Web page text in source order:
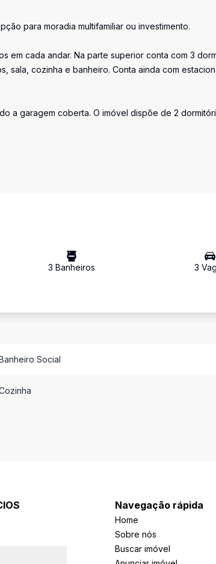
para moradia multifamiliar ou investimento.
em cada andar. Na parte superior conta com 3
sala, cozinha e banheiro. Conta ainda com
a garagem coberta. O imóvel dispõe de 2
3 Banheiros 3
Social
Navegação rápida
Home
Sobre nós
Buscar imóvel